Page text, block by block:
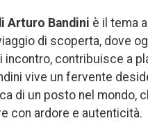
Arturo Bandini è il tema
di scoperta, dove
incontro, contribuisce a
vive un fervente
di un posto nel mondo,
con ardore e autenticità.